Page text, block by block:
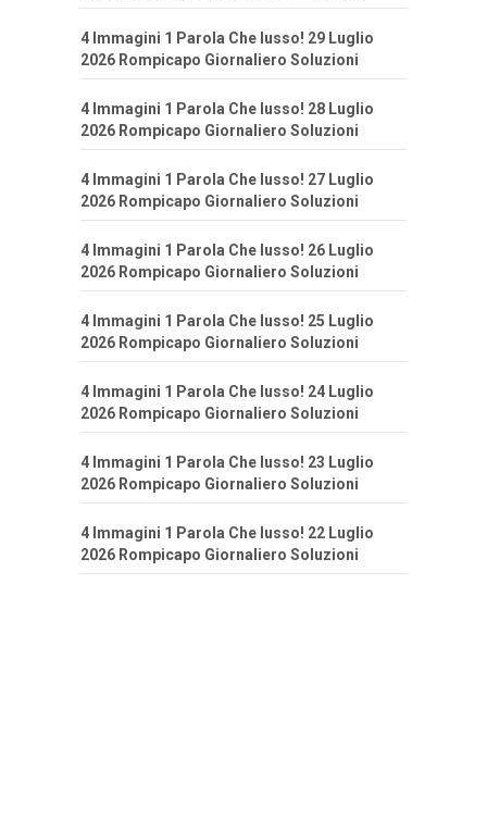
4 Immagini 1 Parola Che lusso! 29 Luglio
2026 Rompicapo Giornaliero Soluzioni
4 Immagini 1 Parola Che lusso! 28 Luglio
2026 Rompicapo Giornaliero Soluzioni
4 Immagini 1 Parola Che lusso! 27 Luglio
2026 Rompicapo Giornaliero Soluzioni
4 Immagini 1 Parola Che lusso! 26 Luglio
2026 Rompicapo Giornaliero Soluzioni
4 Immagini 1 Parola Che lusso! 25 Luglio
2026 Rompicapo Giornaliero Soluzioni
4 Immagini 1 Parola Che lusso! 24 Luglio
2026 Rompicapo Giornaliero Soluzioni
4 Immagini 1 Parola Che lusso! 23 Luglio
2026 Rompicapo Giornaliero Soluzioni
4 Immagini 1 Parola Che lusso! 22 Luglio
2026 Rompicapo Giornaliero Soluzioni